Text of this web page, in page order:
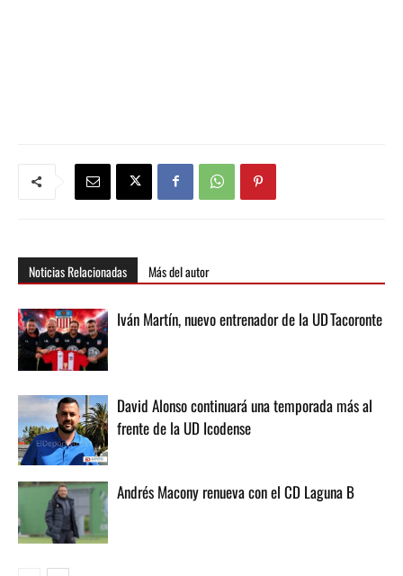
Noticias Relacionadas Más del autor
Iván Martín, nuevo entrenador de la UD Tacoronte
David Alonso continuará una temporada más al
frente de la UD Icodense
Andrés Macony renueva con el CD Laguna B